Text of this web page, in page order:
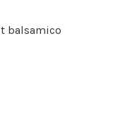
balsamico